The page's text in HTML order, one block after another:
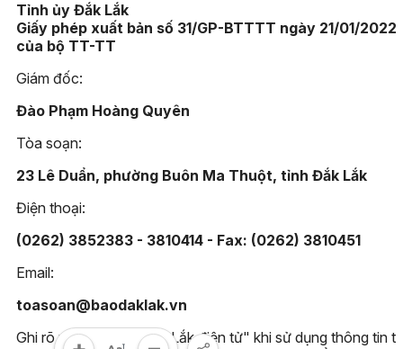
Tỉnh ủy Đắk Lắk
Giấy phép xuất bản số 31/GP-BTTTT ngày 21/01/2022
của bộ TT-TT
Giám đốc:
Đào Phạm Hoàng Quyên
Tòa soạn:
23 Lê Duẩn, phường Buôn Ma Thuột, tỉnh Đắk Lắk
Điện thoại:
(0262) 3852383 - 3810414 - Fax: (0262) 3810451
Email:
toasoan@baodaklak.vn
Ghi rõ nguồn "Báo Đắk Lắk điện tử" khi sử dụng thông tin